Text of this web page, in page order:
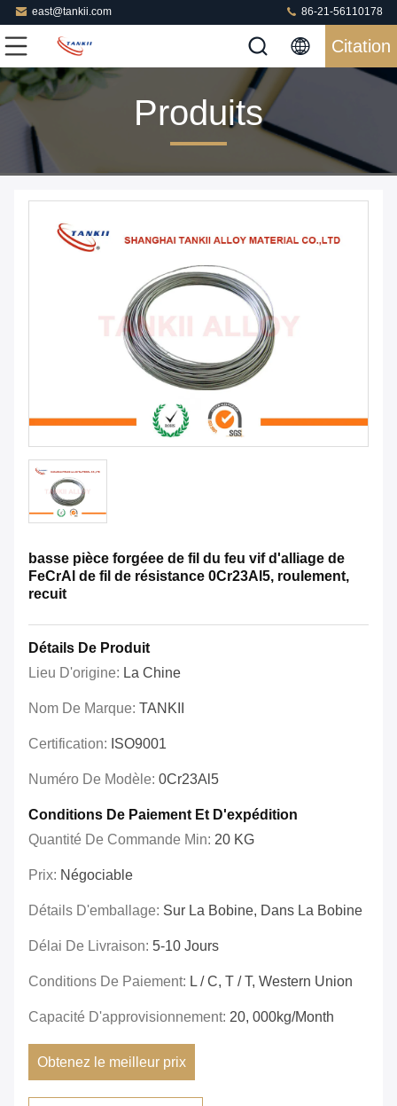
east@tankii.com 86-21-56110178
Citation
Produits
basse pièce forgéee de fil du feu vif d'alliage de
FeCrAl de fil de résistance 0Cr23Al5, roulement,
recuit
Détails De Produit
Lieu D'origine: La Chine
Nom De Marque: TANKII
Certification: ISO9001
Numéro De Modèle: 0Cr23Al5
Conditions De Paiement Et D'expédition
Quantité De Commande Min: 20 KG
Prix: Négociable
Détails D'emballage: Sur La Bobine, Dans La Bobine
Délai De Livraison: 5-10 Jours
Conditions De Paiement: L / C, T / T, Western Union
Capacité D'approvisionnement: 20, 000kg/month
Obtenez le meilleur prix